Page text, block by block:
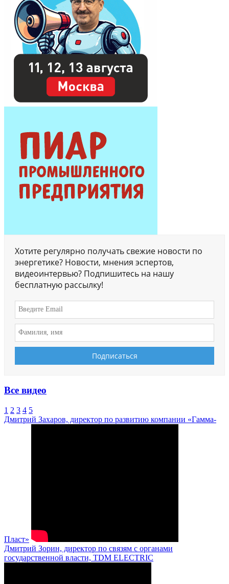
Хотите регулярно получать свежие новости по
энергетике? Новости, мнения эспертов,
видеоинтервью? Подпишитесь на нашу
бесплатную рассылку!
Все видео
1 2 3 4 5
Дмитрий Захаров, директор по развитию компании «Гамма-
Пласт»
Дмитрий Зорин, директор по связям с органами
государственной власти, TDM ELECTRIC